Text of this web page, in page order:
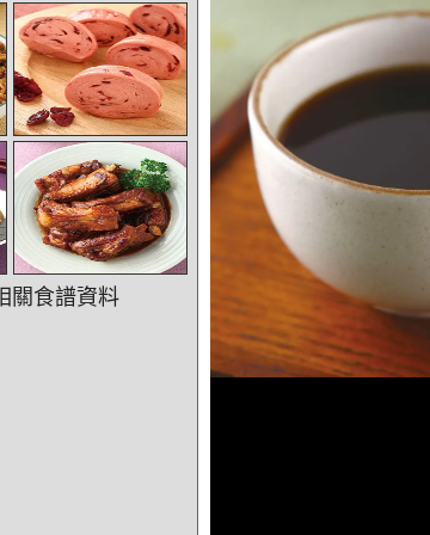
關食譜資料